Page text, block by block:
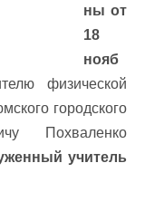
ны от
18
нояб
физической
городского
Похваленко
учитель